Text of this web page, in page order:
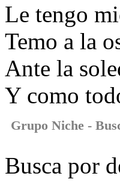
Le tengo
Temo a la
Ante la
Y como
Grupo Niche -
Busca por